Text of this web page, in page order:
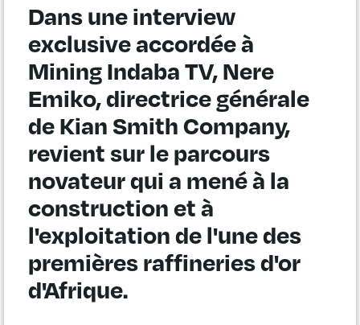
Dans une interview
exclusive accordée à
Mining Indaba TV, Nere
Emiko, directrice générale
de Kian Smith Company,
revient sur le parcours
novateur qui a mené à la
construction et à
l'exploitation de l'une des
premières raffineries d'or
d'Afrique.